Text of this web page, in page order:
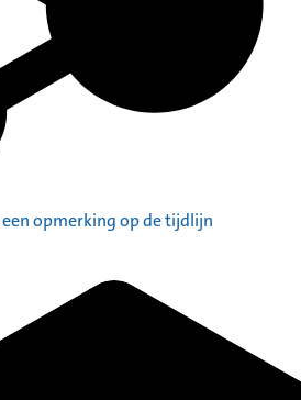
opmerking op de tijdlijn